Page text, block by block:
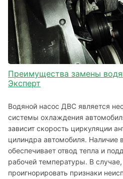
Преимущества замены
Эксперт
Водяной насос ДВС является
системы охлаждения
зависит скорость циркуляции
цилиндра автомобиля. Наличие
обеспечивает отвод тепла и
рабочей температуры. В
проигнорировать признаки